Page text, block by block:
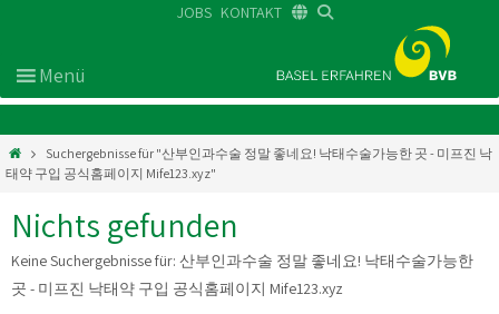
JOBS KONTAKT
Suchergebnisse für "산부인과수술 정말 좋네요! 낙태수술가능한 곳 - 미프진 낙
태약 구입 공식홈페이지 Mife123.xyz"
Nichts gefunden
Keine Suchergebnisse für: 산부인과수술 정말 좋네요! 낙태수술가능한
곳 - 미프진 낙태약 구입 공식홈페이지 Mife123.xyz